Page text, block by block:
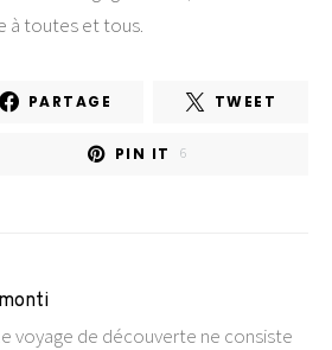
à toutes et tous.
PARTAGE TWEET
PIN IT 6
voyage de découverte ne consiste